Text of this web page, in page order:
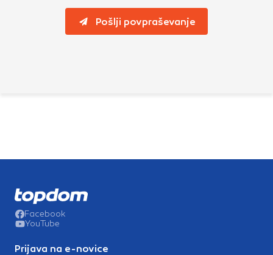
Pošlji povpraševanje
Facebook
YouTube
Prijava na e-novice